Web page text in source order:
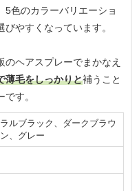
5色のカラーバリエーショ
やすくなっています。
ヘアスプレーでまかなえ
薄毛をしっかりと補うこと
す。
ルブラック、ダークブラウ
、グレー